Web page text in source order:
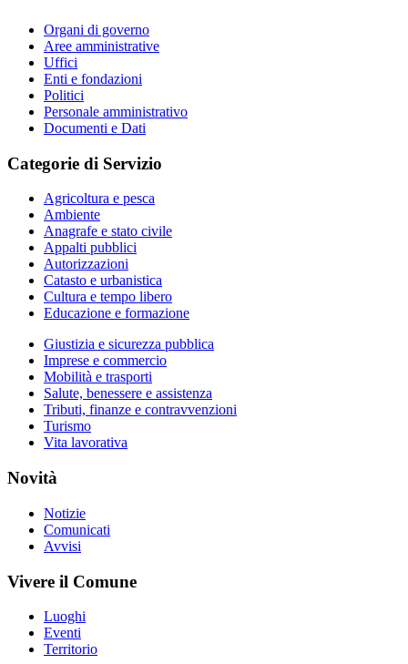
Organi di governo
Aree amministrative
Uffici
Enti e fondazioni
Politici
Personale amministrativo
Documenti e Dati
Categorie di Servizio
Agricoltura e pesca
Ambiente
Anagrafe e stato civile
Appalti pubblici
Autorizzazioni
Catasto e urbanistica
Cultura e tempo libero
Educazione e formazione
Giustizia e sicurezza pubblica
Imprese e commercio
Mobilità e trasporti
Salute, benessere e assistenza
Tributi, finanze e contravvenzioni
Turismo
Vita lavorativa
Novità
Notizie
Comunicati
Avvisi
Vivere il Comune
Luoghi
Eventi
Territorio